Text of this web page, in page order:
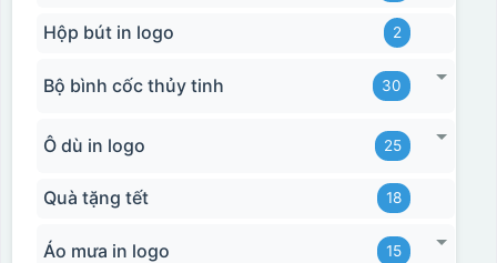
Hộp bút in logo 2
Bộ bình cốc thủy tinh 30
Ô dù in logo 25
Quà tặng tết 18
Áo mưa in logo 15